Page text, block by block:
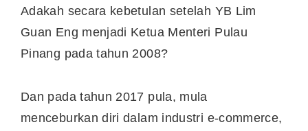
Adakah secara kebetulan setelah YB Lim
Guan Eng menjadi Ketua Menteri Pulau
Pinang pada tahun 2008?
Dan pada tahun 2017 pula, mula
menceburkan diri dalam industri e-commerce,